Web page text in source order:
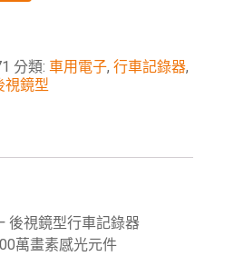
分類: 車用電子, 行車記錄器,
視鏡型
後視鏡型行車記錄器
萬畫素感光元件